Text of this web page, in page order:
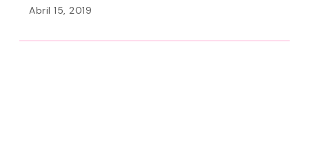
Abril 15, 2019